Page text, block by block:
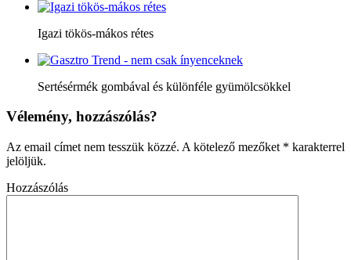
Igazi tökös-mákos rétes
Sertésérmék gombával és különféle gyümölcsökkel
Vélemény, hozzászólás?
Az email címet nem tesszük közzé. A kötelező mezőket * karakterrel
jelöljük.
Hozzászólás